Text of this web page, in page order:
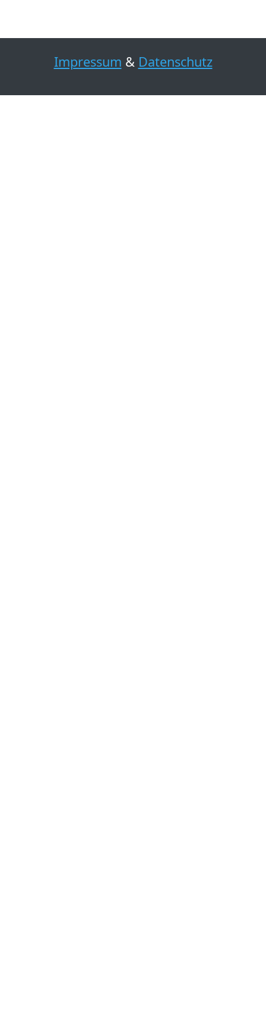
Impressum & Datenschutz